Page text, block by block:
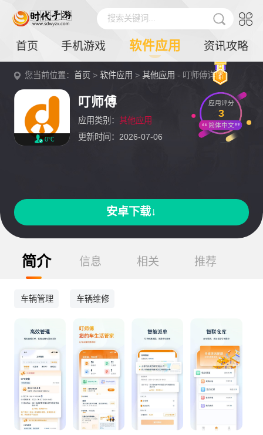
搜索关键词...
首页 手机游戏 软件应用 资讯攻略
您当前位置：首页 >软件应用 >其他应用 - 叮师傅详情
0℃
叮师傅
应用类别： 其他应用
更新时间：2026-07-06
应用评分
3
简体中文
安卓下载↓
简介 信息 相关 推荐
车辆管理 车辆维修